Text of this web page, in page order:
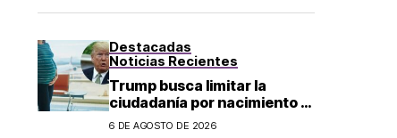
Destacadas
Noticias Recientes
Trump busca limitar la
ciudadanía por nacimiento y
el «turismo de parto» en EU;
6 DE AGOSTO DE 2026